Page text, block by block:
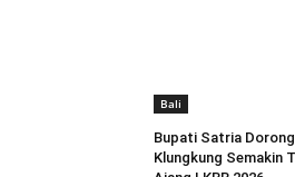
Bali
Bupati Satria
Klungkung Semakin